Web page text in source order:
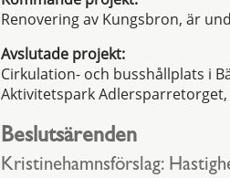
Renovering av Kungsbron, är
Avslutade projekt:
Cirkulation- och busshållplats i
Aktivitetspark
Beslutsärenden
Kristinehamnsförslag: